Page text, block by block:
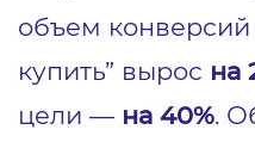
объем конверсий
купить” вырос на
цели — на 40%.